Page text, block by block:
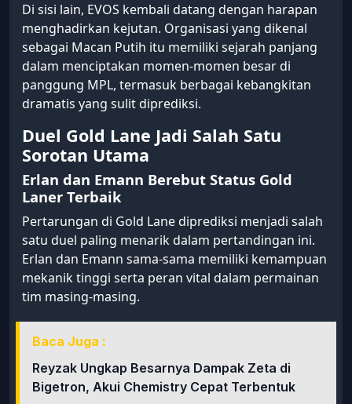
Di sisi lain, EVOS kembali datang dengan harapan
menghadirkan kejutan. Organisasi yang dikenal
sebagai Macan Putih itu memiliki sejarah panjang
dalam menciptakan momen-momen besar di
panggung MPL, termasuk berbagai kebangkitan
dramatis yang sulit diprediksi.
Duel Gold Lane Jadi Salah Satu
Sorotan Utama
Erlan dan Emann Berebut Status Gold
Laner Terbaik
Pertarungan di Gold Lane diprediksi menjadi salah
satu duel paling menarik dalam pertandingan ini.
Erlan dan Emann sama-sama memiliki kemampuan
mekanik tinggi serta peran vital dalam permainan
tim masing-masing.
Baca Juga :
Reyzak Ungkap Besarnya Dampak Zeta di
Bigetron, Akui Chemistry Cepat Terbentuk